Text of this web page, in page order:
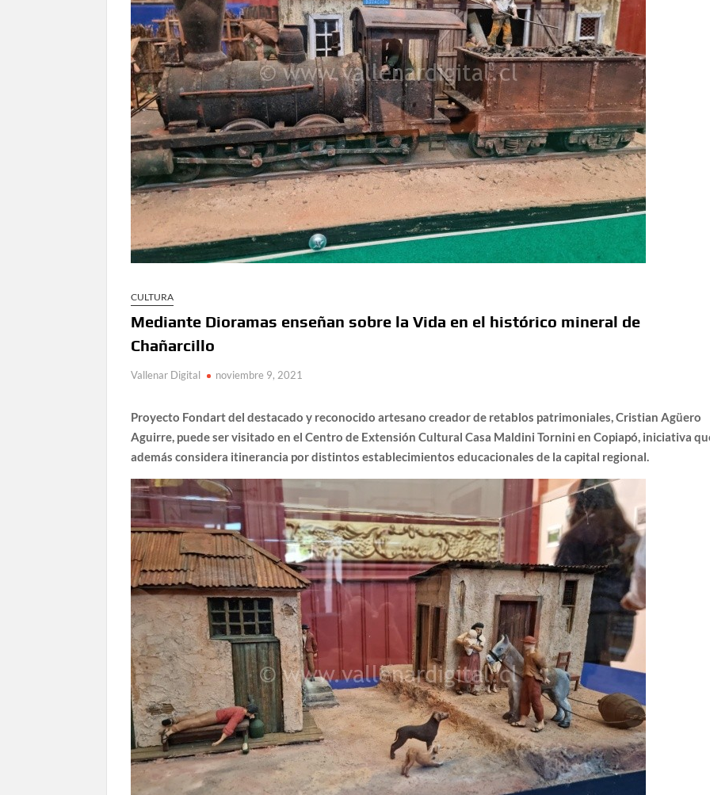
CULTURA
Mediante Dioramas enseñan sobre la Vida en el histórico mineral de
Chañarcillo
Vallenar Digital noviembre 9, 2021
Proyecto Fondart del destacado y reconocido artesano creador de retablos patrimoniales, Cristian Agüero
Aguirre, puede ser visitado en el Centro de Extensión Cultural Casa Maldini Tornini en Copiapó, iniciativa
además considera itinerancia por distintos establecimientos educacionales de la capital regional.